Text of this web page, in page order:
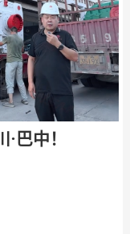
巴中！